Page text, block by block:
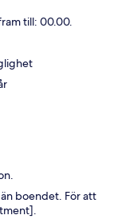
till: 00.00.
boendet. För att